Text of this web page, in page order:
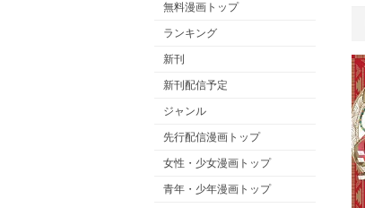
無料漫画トップ
ランキング
新刊
新刊配信予定
ジャンル
先行配信漫画トップ
女性・少女漫画トップ
青年・少年漫画トップ